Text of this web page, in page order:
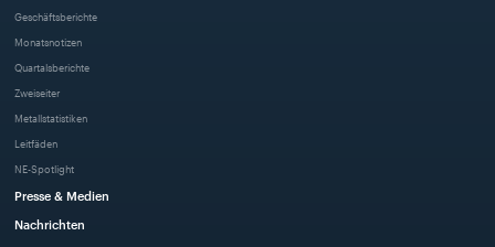
Geschäftsberichte
Monatsnotizen
Quartalsberichte
Zweiseiter
Metallstatistiken
Leitfäden
NE-Spotlight
Presse & Medien
Nachrichten